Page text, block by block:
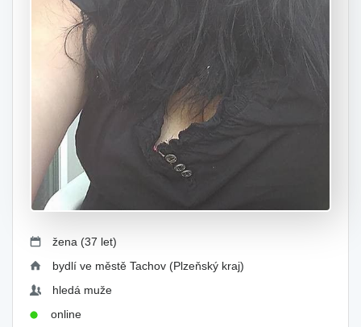
žena (37 let)
bydlí ve městě Tachov (Plzeňský kraj)
hledá muže
online